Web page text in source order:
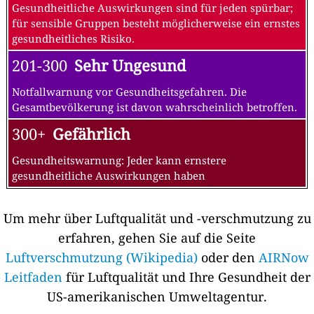
Gesundheitliche Auswirkungen sind für jeden spürbar;
für sensible Gruppen besteht möglicherweise ein ernstes
gesundheitliches Risiko.
201-300 Sehr Ungesund
Notfallwarnung vor Gesundheitsgefahren. Die
Gesamtbevölkerung ist davon wahrscheinlich betroffen.
300+ Gefährlich
Gesundheitswarnung: Jeder kann ernstere
gesundheitliche Auswirkungen haben
Um mehr über Luftqualität und -verschmutzung zu
erfahren, gehen Sie auf die Seite
Luftverschmutzung (Wikipedia)oder den AIRNow
Leitfaden für Luftqualität und Ihre Gesundheit der
US-amerikanischen Umweltagentur.